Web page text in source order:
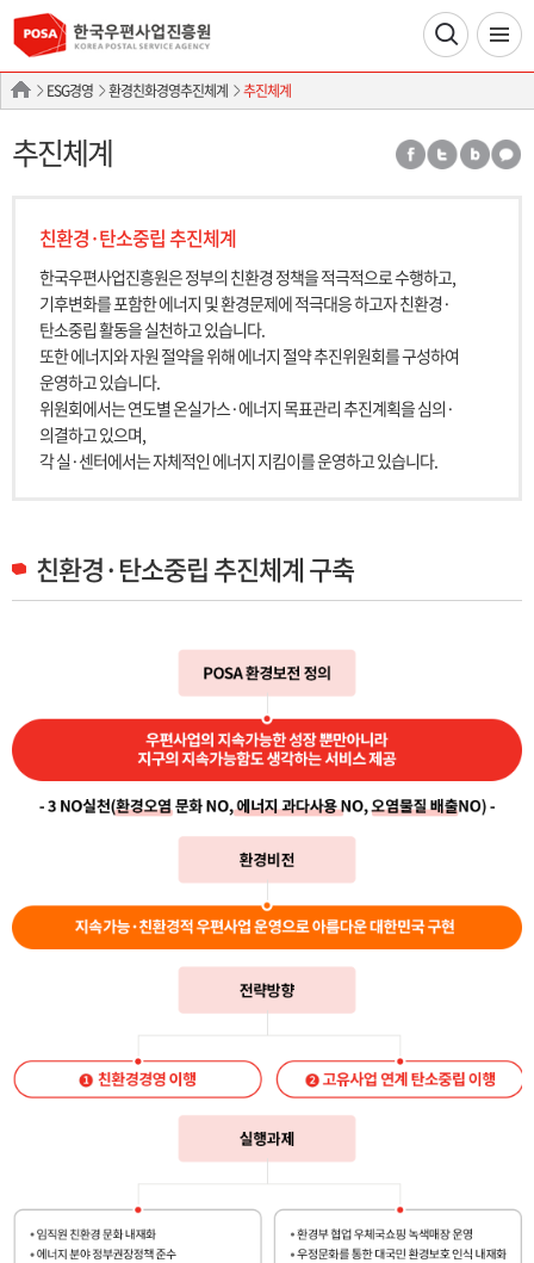
ESG경영 환경친화경영추진체계 추진체계
추진체계
친환경·탄소중립 추진체계
한국우편사업진흥원은 정부의 친환경 정책을 적극적으로 수행하고,
기후변화를 포함한 에너지 및 환경문제에 적극대응 하고자 친환경·
탄소중립 활동을 실천하고 있습니다.
또한 에너지와 자원 절약을 위해 에너지 절약 추진위원회를 구성하여
운영하고 있습니다.
위원회에서는 연도별 온실가스·에너지 목표관리 추진계획을 심의·
의결하고 있으며,
각 실·센터에서는 자체적인 에너지 지킴이를 운영하고 있습니다.
친환경·탄소중립 추진체계 구축